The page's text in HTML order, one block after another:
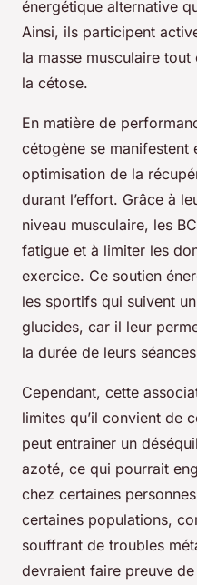
énergétique alternative
Ainsi, ils participent
la masse musculaire tout
la cétose.
En matière de
cétogène se manifestent
optimisation de la
durant l’effort. Grâce à
niveau musculaire, les
fatigue et à limiter les
exercice. Ce soutien
les sportifs qui suivent
glucides, car il leur
la durée de leurs
Cependant, cette
limites qu’il convient de
peut entraîner un
azoté, ce qui pourrait
chez certaines
certaines populations,
souffrant de troubles
devraient faire preuve